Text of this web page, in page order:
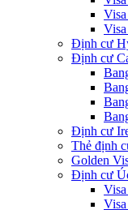
Định cư
Định cư
Định cư
Thẻ định
Golden
Định cư